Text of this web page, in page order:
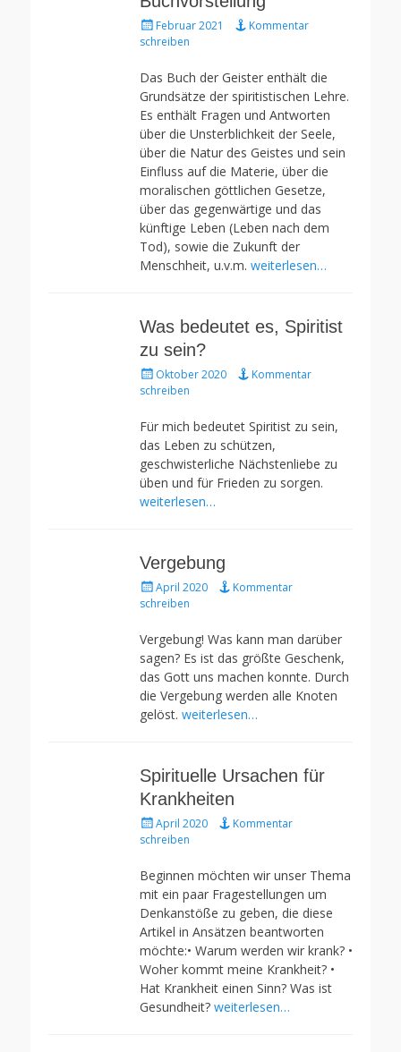
Gepostet
am
Februar 2021
Kommentar
schreiben
Das Buch der Geister enthält die
Grundsätze der spiritistischen Lehre.
Es enthält Fragen und Antworten
über die Unsterblichkeit der Seele,
über die Natur des Geistes und sein
Einfluss auf die Materie, über die
moralischen göttlichen Gesetze,
über das gegenwärtige und das
künftige Leben (Leben nach dem
Tod), sowie die Zukunft der
Menschheit, u.v.m. weiterlesen…
Was bedeutet es, Spiritist
zu sein?
Gepostet
am
Oktober 2020
Kommentar
schreiben
Für mich bedeutet Spiritist zu sein,
das Leben zu schützen,
geschwisterliche Nächstenliebe zu
üben und für Frieden zu sorgen.
weiterlesen…
Vergebung
Gepostet
am
April 2020
Kommentar
schreiben
Vergebung! Was kann man darüber
sagen? Es ist das größte Geschenk,
das Gott uns machen konnte. Durch
die Vergebung werden alle Knoten
gelöst. weiterlesen…
Spirituelle Ursachen für
Krankheiten
Gepostet
am
April 2020
Kommentar
schreiben
Beginnen möchten wir unser Thema
mit ein paar Fragestellungen um
Denkanstöße zu geben, die diese
Artikel in Ansätzen beantworten
möchte:• Warum werden wir krank? •
Woher kommt meine Krankheit? •
Hat Krankheit einen Sinn? Was ist
Gesundheit? weiterlesen…